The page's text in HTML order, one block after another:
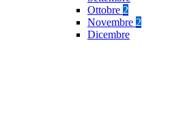
Ottobre 2
Novembre 2
Dicembre